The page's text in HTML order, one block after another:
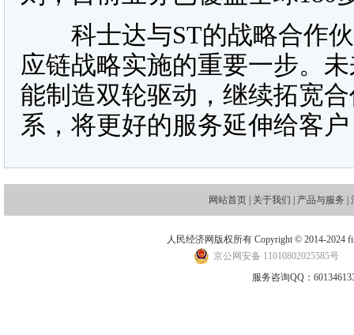
科士达与ST的战略合作伙
应链战略实施的重要一步。
能制造双轮驱动，继续拓宽
系，将更好的服务延伸给客
网站首页 关于我们 产品与服务
人民经济网版权所有 Copyright © 2014-2024
京公网安备 11010802025585号
服务咨询QQ：